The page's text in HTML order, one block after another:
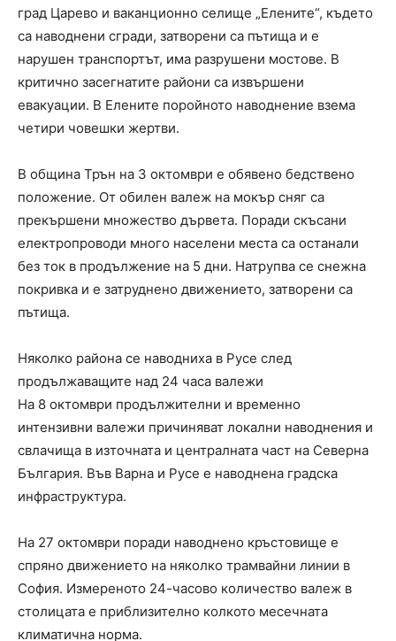
град Царево и ваканционно селище „Елените“, където
са наводнени сгради, затворени са пътища и е
нарушен транспортът, има разрушени мостове. В
критично засегнатите райони са извършени
евакуации. В Елените поройното наводнение взема
четири човешки жертви.
В община Трън на 3 октомври е обявено бедствено
положение. От обилен валеж на мокър сняг са
прекършени множество дървета. Поради скъсани
електропроводи много населени места са останали
без ток в продължение на 5 дни. Натрупва се снежна
покривка и е затруднено движението, затворени са
пътища.
Няколко района се наводниха в Русе след
продължаващите над 24 часа валежи
На 8 октомври продължителни и временно
интензивни валежи причиняват локални наводнения и
свлачища в източната и централната част на Северна
България. Във Варна и Русе е наводнена градска
инфраструктура.
На 27 октомври поради наводнено кръстовище е
спряно движението на няколко трамвайни линии в
София. Измереното 24-часово количество валеж в
столицата е приблизително колкото месечната
климатична норма.